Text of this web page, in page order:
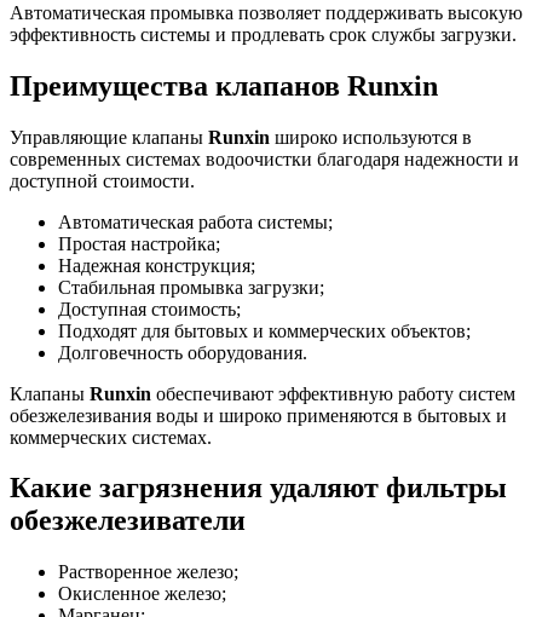
Автоматическая промывка позволяет поддерживать высокую
эффективность системы и продлевать срок службы загрузки.
Преимущества клапанов Runxin
Управляющие клапаны Runxin широко используются в
современных системах водоочистки благодаря надежности и
доступной стоимости.
Автоматическая работа системы;
Простая настройка;
Надежная конструкция;
Стабильная промывка загрузки;
Доступная стоимость;
Подходят для бытовых и коммерческих объектов;
Долговечность оборудования.
Клапаны Runxin обеспечивают эффективную работу систем
обезжелезивания воды и широко применяются в бытовых и
коммерческих системах.
Какие загрязнения удаляют фильтры
обезжелезиватели
Растворенное железо;
Окисленное железо;